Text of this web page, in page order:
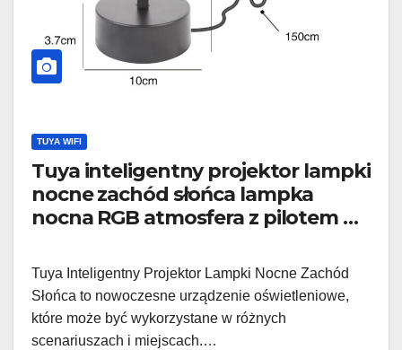
TUYA WIFI
Tuya inteligentny projektor lampki
nocne zachód słońca lampka
nocna RGB atmosfera z pilotem do
Tuya Inteligentny Projektor Lampki Nocne Zachód
Słońca to nowoczesne urządzenie oświetleniowe,
które może być wykorzystane w różnych
scenariuszach i miejscach.…